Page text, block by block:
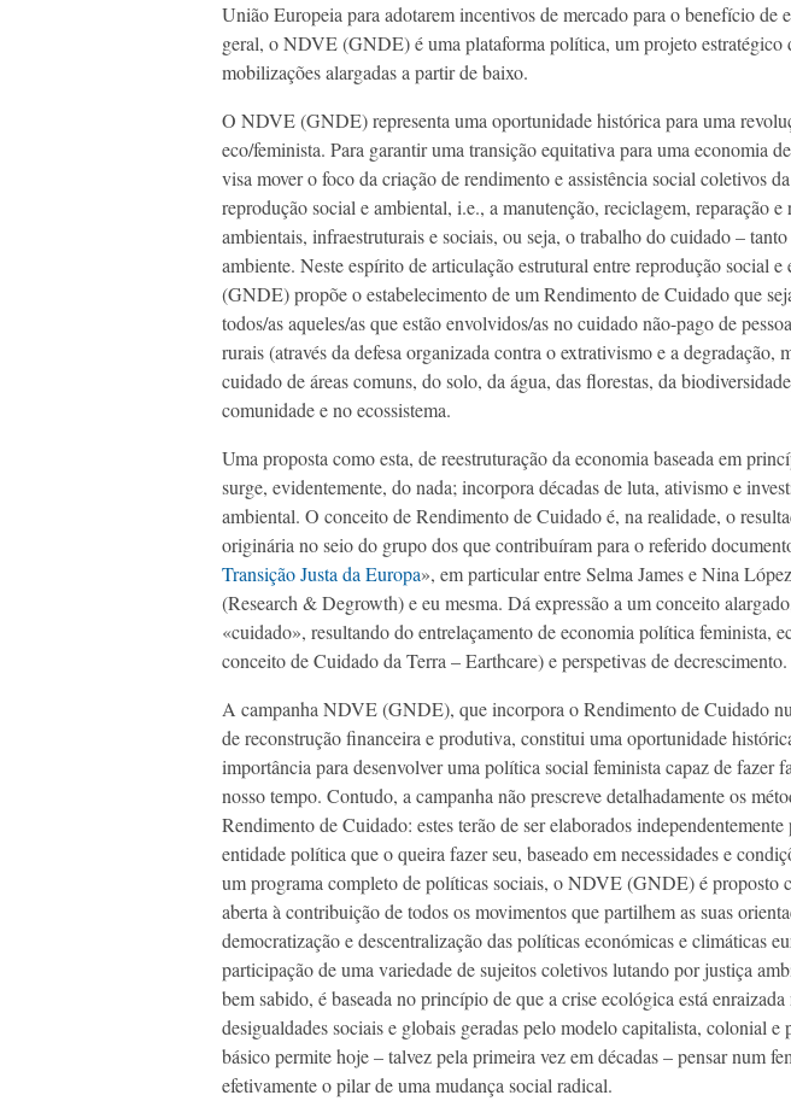
União Europeia para adotarem incentivos de mercado para o benefício de
geral, o NDVE (GNDE) é uma plataforma política, um projeto estratégico
mobilizações alargadas a partir de baixo.
O NDVE (GNDE) representa uma oportunidade histórica para uma
eco/feminista. Para garantir uma transição equitativa para uma economia
visa mover o foco da criação de rendimento e assistência social coletivos
reprodução social e ambiental, i.e., a manutenção, reciclagem, reparação e
ambientais, infraestruturais e sociais, ou seja, o trabalho do cuidado –
ambiente. Neste espírito de articulação estrutural entre reprodução social
(GNDE) propõe o estabelecimento de um Rendimento de Cuidado que
todos/as aqueles/as que estão envolvidos/as no cuidado não-pago de
rurais (através da defesa organizada contra o extrativismo e a degradação,
cuidado de áreas comuns, do solo, da água, das florestas, da
comunidade e no ecossistema.
Uma proposta como esta, de reestruturação da economia baseada em
surge, evidentemente, do nada; incorpora décadas de luta, ativismo e
ambiental. O conceito de Rendimento de Cuidado é, na realidade, o
originária no seio do grupo dos que contribuíram para o referido
Transição Justa da Europa», em particular entre Selma James e Nina
(Research & Degrowth) e eu mesma. Dá expressão a um conceito
«cuidado», resultando do entrelaçamento de economia política feminista,
conceito de Cuidado da Terra – Earthcare) e perspetivas de decrescimento.
A campanha NDVE (GNDE), que incorpora o Rendimento de Cuidado
de reconstrução financeira e produtiva, constitui uma oportunidade
importância para desenvolver uma política social feminista capaz de fazer
nosso tempo. Contudo, a campanha não prescreve detalhadamente os
Rendimento de Cuidado: estes terão de ser elaborados
entidade política que o queira fazer seu, baseado em necessidades e
um programa completo de políticas sociais, o NDVE (GNDE) é proposto
aberta à contribuição de todos os movimentos que partilhem as suas
democratização e descentralização das políticas económicas e climáticas
participação de uma variedade de sujeitos coletivos lutando por justiça
bem sabido, é baseada no princípio de que a crise ecológica está
desigualdades sociais e globais geradas pelo modelo capitalista, colonial
básico permite hoje – talvez pela primeira vez em décadas – pensar num
efetivamente o pilar de uma mudança social radical.